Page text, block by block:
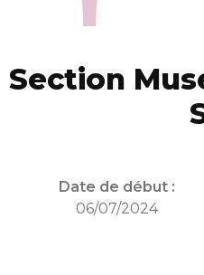
Section
Date de début :
06/07/2024